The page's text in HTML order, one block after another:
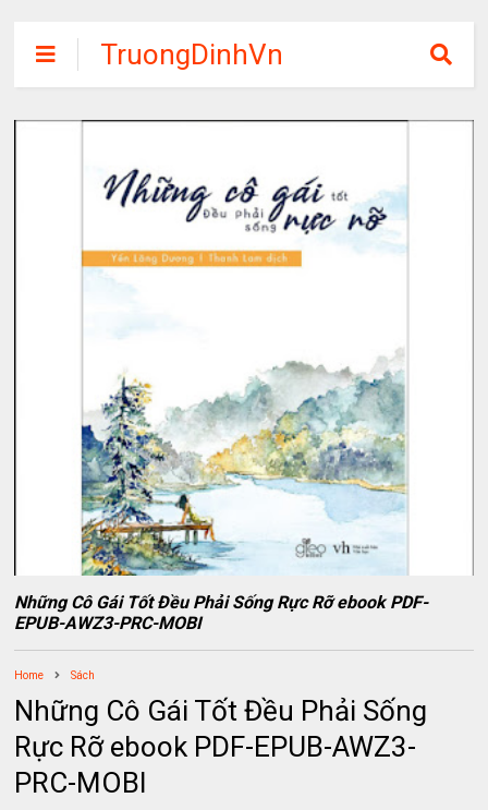
TruongDinhVn
Chia sẽ ebook,
các khóa học,
tập miễn phí
Những Cô Gái Tốt Đều Phải Sống Rực Rỡ ebook PDF-
EPUB-AWZ3-PRC-MOBI
Home Sách
Những Cô Gái Tốt Đều Phải Sống
Rực Rỡ ebook PDF-EPUB-AWZ3-
PRC-MOBI